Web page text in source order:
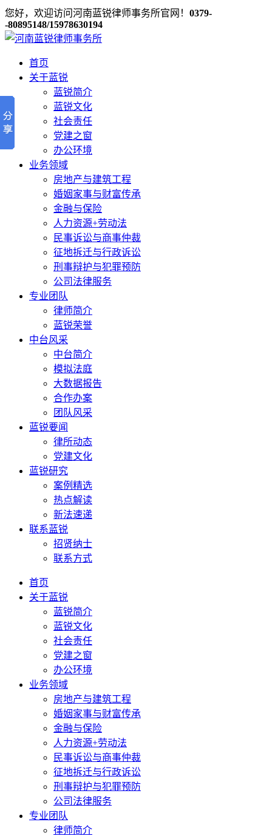
您好，欢迎访问河南蓝锐律师事务所官网！ 0379-
-80895148/15978630194
首页
关于蓝锐
蓝锐简介
蓝锐文化
社会责任
党建之窗
办公环境
业务领域
房地产与建筑工程
婚姻家事与财富传承
金融与保险
人力资源+劳动法
民事诉讼与商事仲裁
征地拆迁与行政诉讼
刑事辩护与犯罪预防
公司法律服务
专业团队
律师简介
蓝锐荣誉
中台风采
中台简介
模拟法庭
大数据报告
合作办案
团队风采
蓝锐要闻
律所动态
党建文化
蓝锐研究
案例精选
热点解读
新法速递
联系蓝锐
招贤纳士
联系方式
首页
关于蓝锐
蓝锐简介
蓝锐文化
社会责任
党建之窗
办公环境
业务领域
房地产与建筑工程
婚姻家事与财富传承
金融与保险
人力资源+劳动法
民事诉讼与商事仲裁
征地拆迁与行政诉讼
刑事辩护与犯罪预防
公司法律服务
专业团队
律师简介